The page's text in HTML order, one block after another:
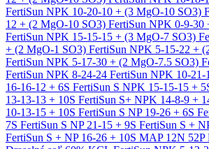
FertiSun NPK 10-20-10 + (3 MgO-10 SO3)
12 + (2 MgO-10 SO3) FertiSun NPK 0-9-30
FertiSun NPK 15-15-15 + (3 MgO-7 SO3)
+ (2 MgO-1 SO3) FertiSun NPK 5-15-22 +
FertiSun NPK 5-17-30 + (2 MgO-7.5 SO3)
FertiSun NPK 8-24-24 FertiSun NPK 10-21-
16-16-12 + 6S FertiSun S NPK 15-15-15 +
13-13-13 + 10S FertiSun S+ NPK 14-8-9 +
10-13-15 + 10S FertiSun S NP 19-26 + 6S
7S FertiSun S NP 21-15 + 9S FertiSun S +
FertiSun S + NP 16-26 + 10S MAP 12N 52P